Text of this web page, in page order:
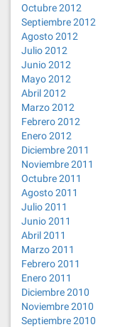
Octubre 2012
Septiembre 2012
Agosto 2012
Julio 2012
Junio 2012
Mayo 2012
Abril 2012
Marzo 2012
Febrero 2012
Enero 2012
Diciembre 2011
Noviembre 2011
Octubre 2011
Agosto 2011
Julio 2011
Junio 2011
Abril 2011
Marzo 2011
Febrero 2011
Enero 2011
Diciembre 2010
Noviembre 2010
Septiembre 2010